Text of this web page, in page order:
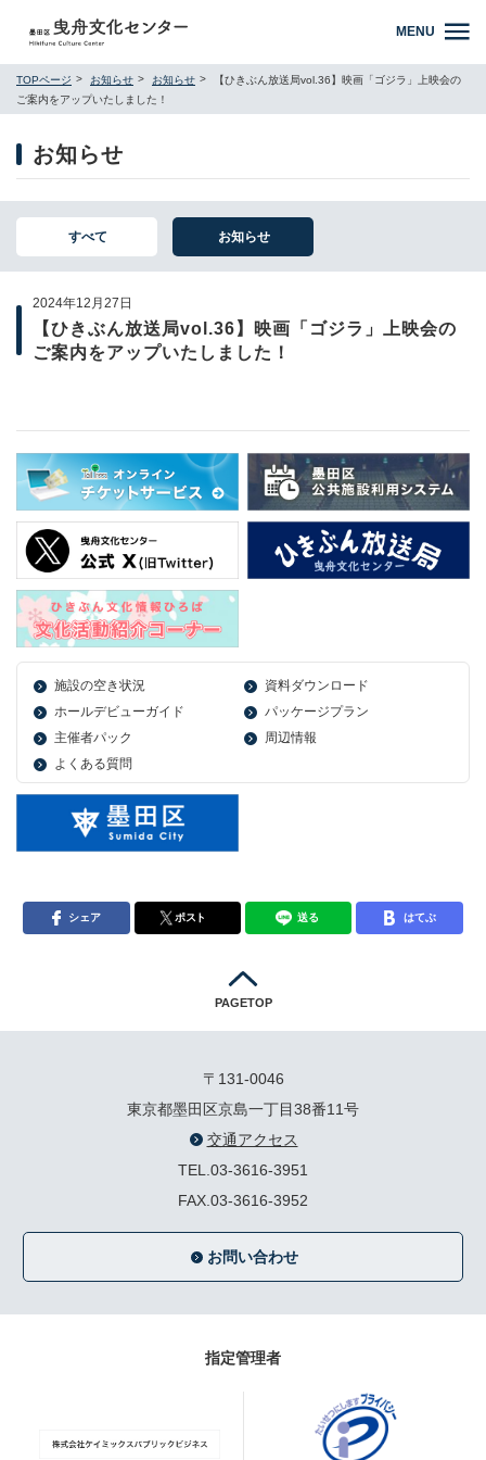
MENU
TOPページ お知らせ お知らせ
【ひきぶん放送局vol.36】映画「ゴジラ」上映会の
ご案内をアップいたしました！
お知らせ
すべて お知らせ
2024年12月27日
【ひきぶん放送局vol.36】映画「ゴジラ」上映会の
ご案内をアップいたしました！
施設の空き状況
資料ダウンロード
ホールデビューガイド
パッケージプラン
主催者パック
周辺情報
よくある質問
シェア ポスト 送る はてぶ
PAGETOP
〒131-0046
東京都墨田区京島一丁目38番11号
交通アクセス
TEL.03-3616-3951
FAX.03-3616-3952
お問い合わせ
指定管理者